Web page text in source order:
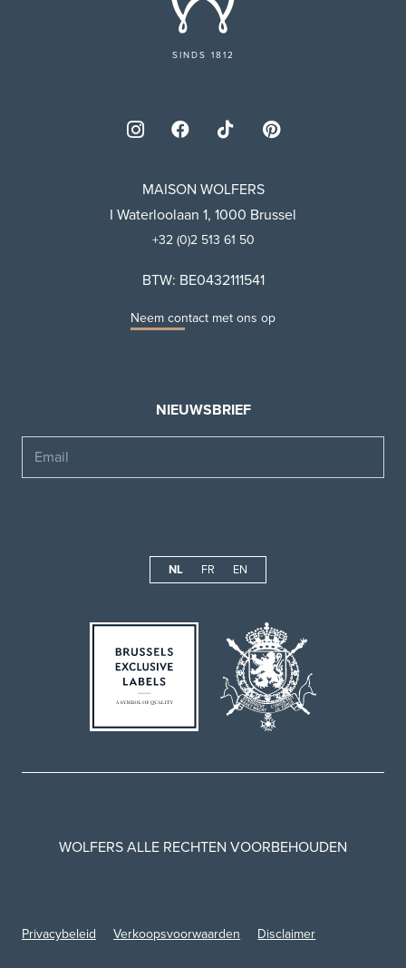
SINDS 1812
MAISON WOLFERS
I Waterloolaan 1, 1000 Brussel
+32 (0)2 513 61 50
BTW: BE0432111541
Neem contact met ons op
NIEUWSBRIEF
NL FR EN
WOLFERS ALLE RECHTEN VOORBEHOUDEN
Privacybeleid Verkoopsvoorwaarden Disclaimer